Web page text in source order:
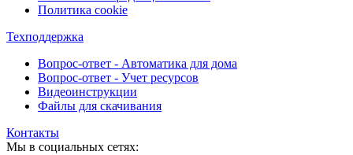
Политика cookie
Техподдержка
Вопрос-ответ - Автоматика для дома
Вопрос-ответ - Учет ресурсов
Видеоинструкции
Файлы для скачивания
Контакты
Мы в социальных сетях: